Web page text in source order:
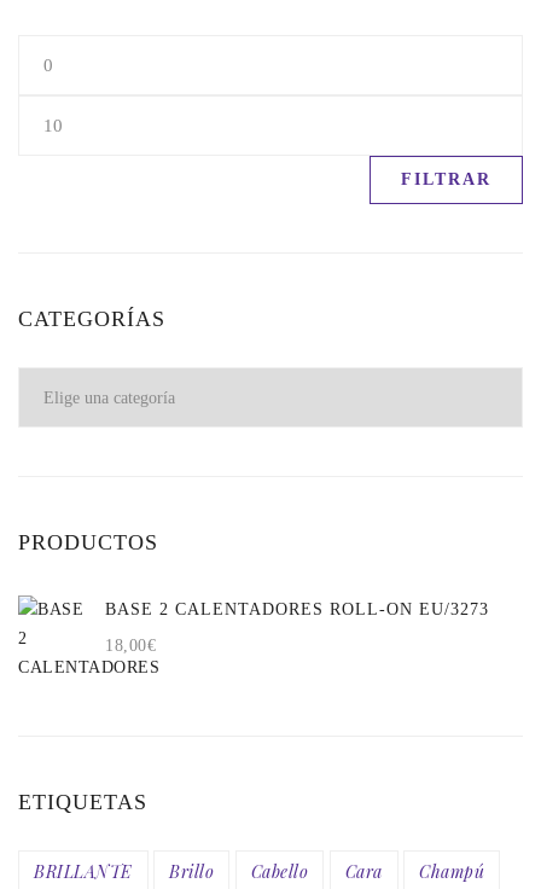
FILTRAR
CATEGORÍAS
PRODUCTOS
BASE 2 CALENTADORES ROLL-ON EU/3273
18,00€
ETIQUETAS
BRILLANTE Brillo Cabello Cara Champú